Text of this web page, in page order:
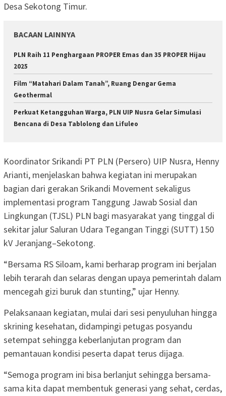
Desa Sekotong Timur.
BACAAN LAINNYA
PLN Raih 11 Penghargaan PROPER Emas dan 35 PROPER Hijau
2025
Film “Matahari Dalam Tanah”, Ruang Dengar Gema
Geothermal
Perkuat Ketangguhan Warga, PLN UIP Nusra Gelar Simulasi
Bencana di Desa Tablolong dan Lifuleo
Koordinator Srikandi PT PLN (Persero) UIP Nusra, Henny
Arianti, menjelaskan bahwa kegiatan ini merupakan
bagian dari gerakan Srikandi Movement sekaligus
implementasi program Tanggung Jawab Sosial dan
Lingkungan (TJSL) PLN bagi masyarakat yang tinggal di
sekitar jalur Saluran Udara Tegangan Tinggi (SUTT) 150
kV Jeranjang–Sekotong.
“Bersama RS Siloam, kami berharap program ini berjalan
lebih terarah dan selaras dengan upaya pemerintah dalam
mencegah gizi buruk dan stunting,” ujar Henny.
Pelaksanaan kegiatan, mulai dari sesi penyuluhan hingga
skrining kesehatan, didampingi petugas posyandu
setempat sehingga keberlanjutan program dan
pemantauan kondisi peserta dapat terus dijaga.
“Semoga program ini bisa berlanjut sehingga bersama-
sama kita dapat membentuk generasi yang sehat, cerdas,